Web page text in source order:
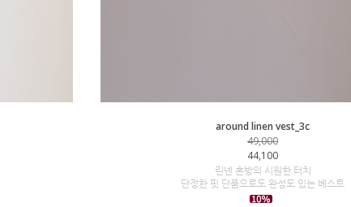
around linen vest_3c
49,000
44,100
린넨 혼방의 시원한 터치
단정한 핏 단품으로도 완성도 있는 베스트